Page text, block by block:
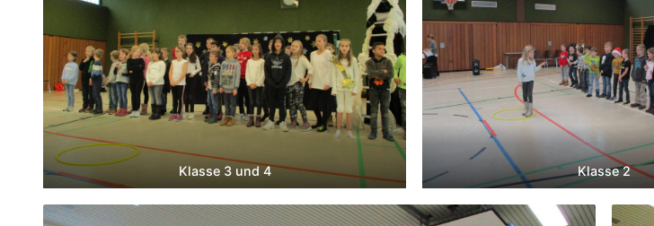
Klasse 3 und 4 Klasse 2